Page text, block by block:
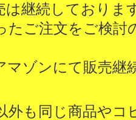
は継続しておりま
たご注文をご検討
マゾンにて販売継
外も同じ商品やコ